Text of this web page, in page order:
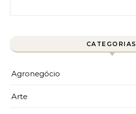
CATEGORIAS
Agronegócio
Arte